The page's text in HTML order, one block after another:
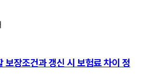
보장조건과 갱신 시 보험료 차이 정